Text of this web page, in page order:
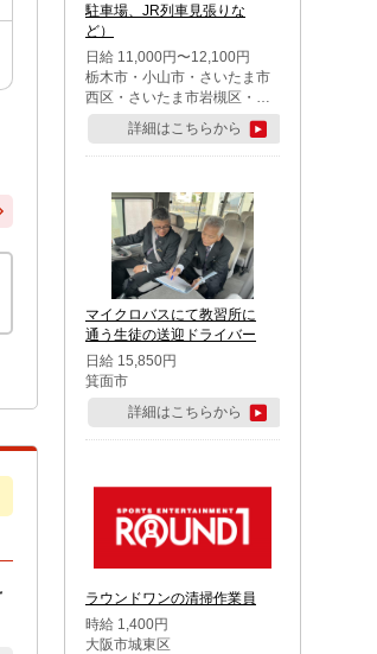
駐車場、JR列車見張りな
ど）
日給 11,000円〜12,100円
栃木市・小山市・さいたま市
西区・さいたま市岩槻区・久
喜市・蓮田市
詳細はこちらから
マイクロバスにて教習所に
通う生徒の送迎ドライバー
日給 15,850円
箕面市
詳細はこちらから
ラウンドワンの清掃作業員
時給 1,400円
大阪市城東区